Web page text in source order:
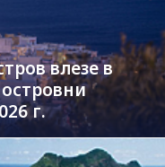
влезе в
г.